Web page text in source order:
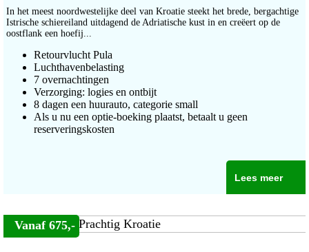
In het meest noordwestelijke deel van Kroatie steekt het brede, bergachtige
Istrische schiereiland uitdagend de Adriatische kust in en creëert op de
oostflank een hoefij...
Retourvlucht Pula
Luchthavenbelasting
7 overnachtingen
Verzorging: logies en ontbijt
8 dagen een huurauto, categorie small
Als u nu een optie-boeking plaatst, betaalt u geen
reserveringskosten
Lees meer
Vanaf 675,-